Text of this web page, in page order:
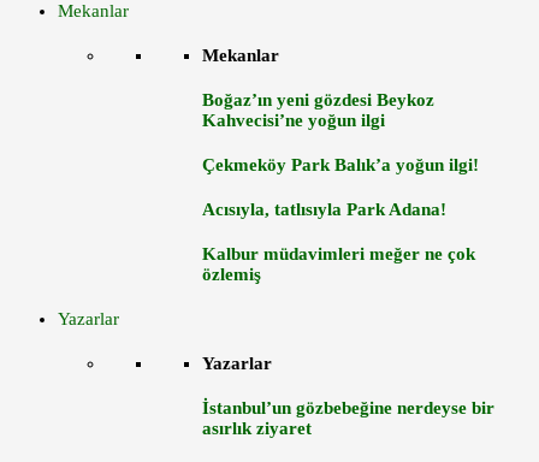
Mekanlar
Mekanlar
Boğaz’ın yeni gözdesi Beykoz
Kahvecisi’ne yoğun ilgi
Çekmeköy Park Balık’a yoğun ilgi!
Acısıyla, tatlısıyla Park Adana!
Kalbur müdavimleri meğer ne çok
özlemiş
Yazarlar
Yazarlar
İstanbul’un gözbebeğine nerdeyse bir
asırlık ziyaret